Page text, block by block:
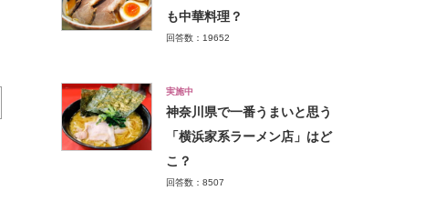
も中華料理？
回答数：19652
実施中
神奈川県で一番うまいと思う
「横浜家系ラーメン店」はど
こ？
回答数：8507